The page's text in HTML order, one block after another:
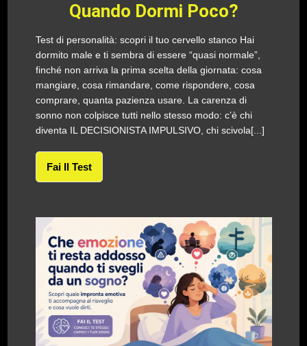
Quando Dormi Poco?
Test di personalità: scopri il tuo cervello stanco Hai
dormito male e ti sembra di essere “quasi normale”,
finché non arriva la prima scelta della giornata: cosa
mangiare, cosa rimandare, come rispondere, cosa
comprare, quanta pazienza usare. La carenza di
sonno non colpisce tutti nello stesso modo: c’è chi
diventa IL DECISIONISTA IMPULSIVO, chi scivola[...]
Fai Il Test